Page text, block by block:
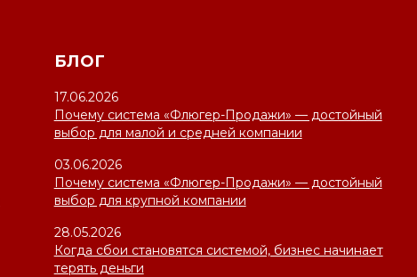
БЛОГ
17.06.2026
Почему система «Флюгер-Продажи» — достойный
выбор для малой и средней компании
03.06.2026
Почему система «Флюгер-Продажи» — достойный
выбор для крупной компании
28.05.2026
Когда сбои становятся системой, бизнес начинает
терять деньги